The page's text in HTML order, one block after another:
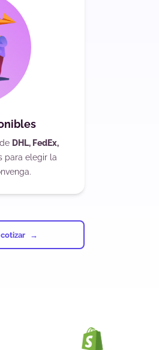
DHL, FedEx,
para elegir la
cotizar